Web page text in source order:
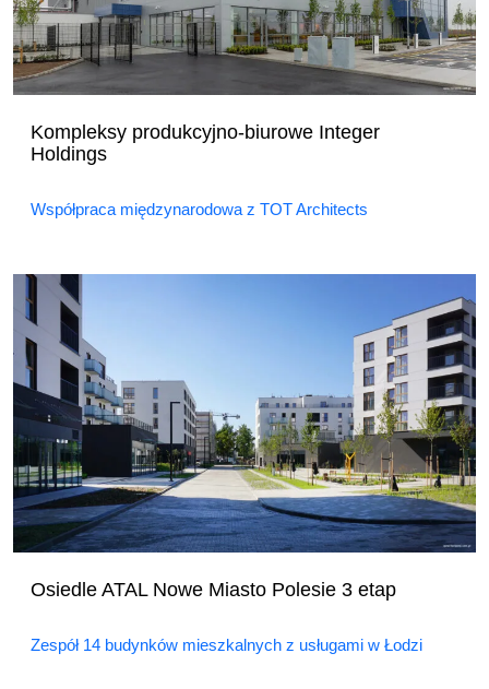
Kompleksy produkcyjno-biurowe Integer
Holdings
Współpraca międzynarodowa z TOT Architects
Osiedle ATAL Nowe Miasto Polesie 3 etap
Zespół 14 budynków mieszkalnych z usługami w Łodzi